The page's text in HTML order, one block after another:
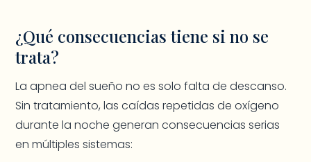
¿Qué consecuencias tiene si no se
trata?
La apnea del sueño no es solo falta de descanso.
Sin tratamiento, las caídas repetidas de oxígeno
durante la noche generan consecuencias serias
en múltiples sistemas: